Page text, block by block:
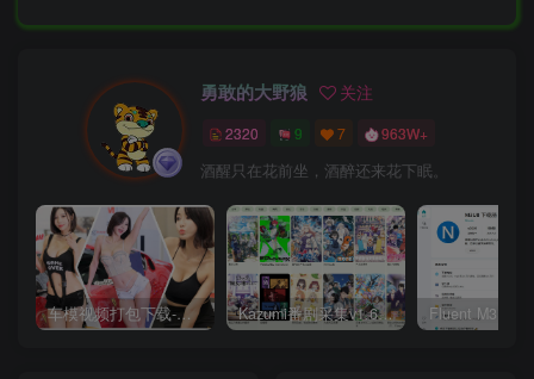
勇敢的大野狼 关注
2320 9 7 963W+
酒醒只在花前坐，酒醉还来花下眠。
车模视频打包下载-高清无水印版 Kazumi番剧采集v1.6.9：支持自定义规则+在线观看+弹幕，跨平台下载